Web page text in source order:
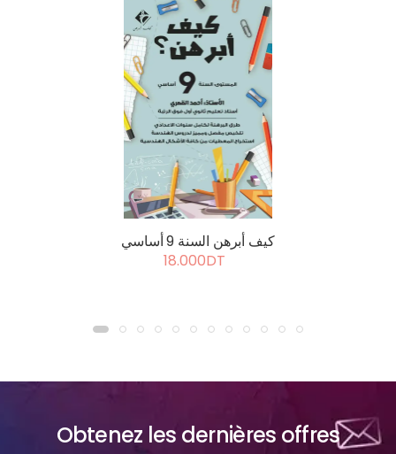
كيف أبرهن السنة 9 أساسي
18.000DT
Obtenez les dernières offres